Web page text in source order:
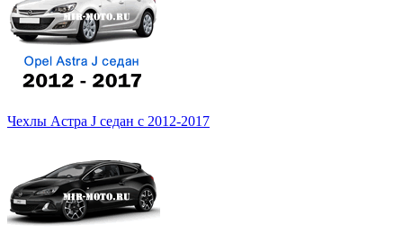
Чехлы Астра J седан с 2012-2017